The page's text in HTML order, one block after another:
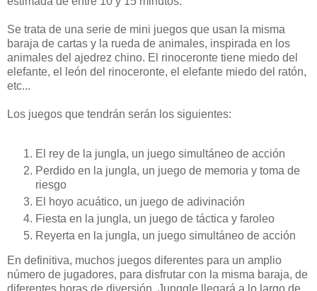
Se trata de una serie de mini juegos que usan la misma
baraja de cartas y la rueda de animales, inspirada en los
animales del ajedrez chino. El rinoceronte tiene miedo del
elefante, el león del rinoceronte, el elefante miedo del ratón,
etc...
Los juegos que tendrán serán los siguientes:
El rey de la jungla, un juego simultáneo de acción
Perdido en la jungla, un juego de memoria y toma de
riesgo
El hoyo acuático, un juego de adivinación
Fiesta en la jungla, un juego de táctica y faroleo
Reyerta en la jungla, un juego simultáneo de acción
En definitiva, muchos juegos diferentes para un amplio
número de jugadores, para disfrutar con la misma baraja, de